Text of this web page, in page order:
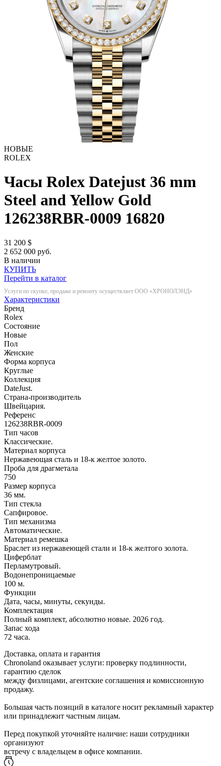
НОВЫЕ
ROLEX
Часы Rolex Datejust 36 mm
Steel and Yellow Gold
126238RBR-0009 16820
31 200 $
2 652 000 руб.
В наличии
КУПИТЬ
Перейти в каталог
Услуги по скупке, продаже и ремонту осуществляет ООО «ХРОНОЛЭНД»
Характеристики
Бренд
Rolex
Состояние
Новые
Пол
Женские
Форма корпуса
Круглые
Коллекция
DateJust.
Страна-производитель
Швейцария.
Референс
126238RBR-0009
Тип часов
Классические.
Материал корпуса
Нержавеющая сталь и 18-к желтое золото.
Проба для драгметала
750
Размер корпуса
36 мм.
Тип стекла
Сапфировое.
Тип механизма
Автоматические.
Материал ремешка
Браслет из нержавеющей стали и 18-к желтого золота.
Циферблат
Перламутровый.
Водонепроницаемые
100 м.
Функции
Дата, часы, минуты, секунды.
Комплектация
Полный комплект, абсолютно новые. 2026 год.
Запас хода
72 часа.
Доставка, оплата и гарантия
Chronoland оказывает услуги: проверку подлинности,
гарантию сделок
между физлицами, агентские соглашения и комиссионную
продажу.
Большая часть позиций в каталоге носит рекламный характер
или принадлежит частным лицам.
Перед покупкой уточняйте наличие: наши сотрудники
организуют
встречу с владельцем в офисе компании.